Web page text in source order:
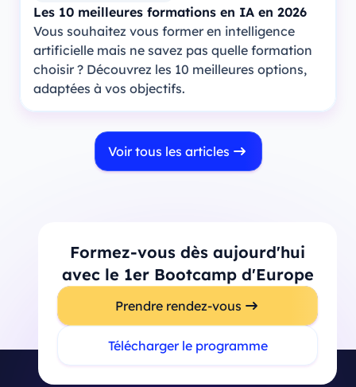
Les 10 meilleures formations en IA en 2026
Vous souhaitez vous former en intelligence
artificielle mais ne savez pas quelle formation
choisir ? Découvrez les 10 meilleures options,
adaptées à vos objectifs.
Voir tous les articles
Formez-vous dès aujourd'hui
avec le 1er Bootcamp d'Europe
Prendre rendez-vous
Télécharger le programme